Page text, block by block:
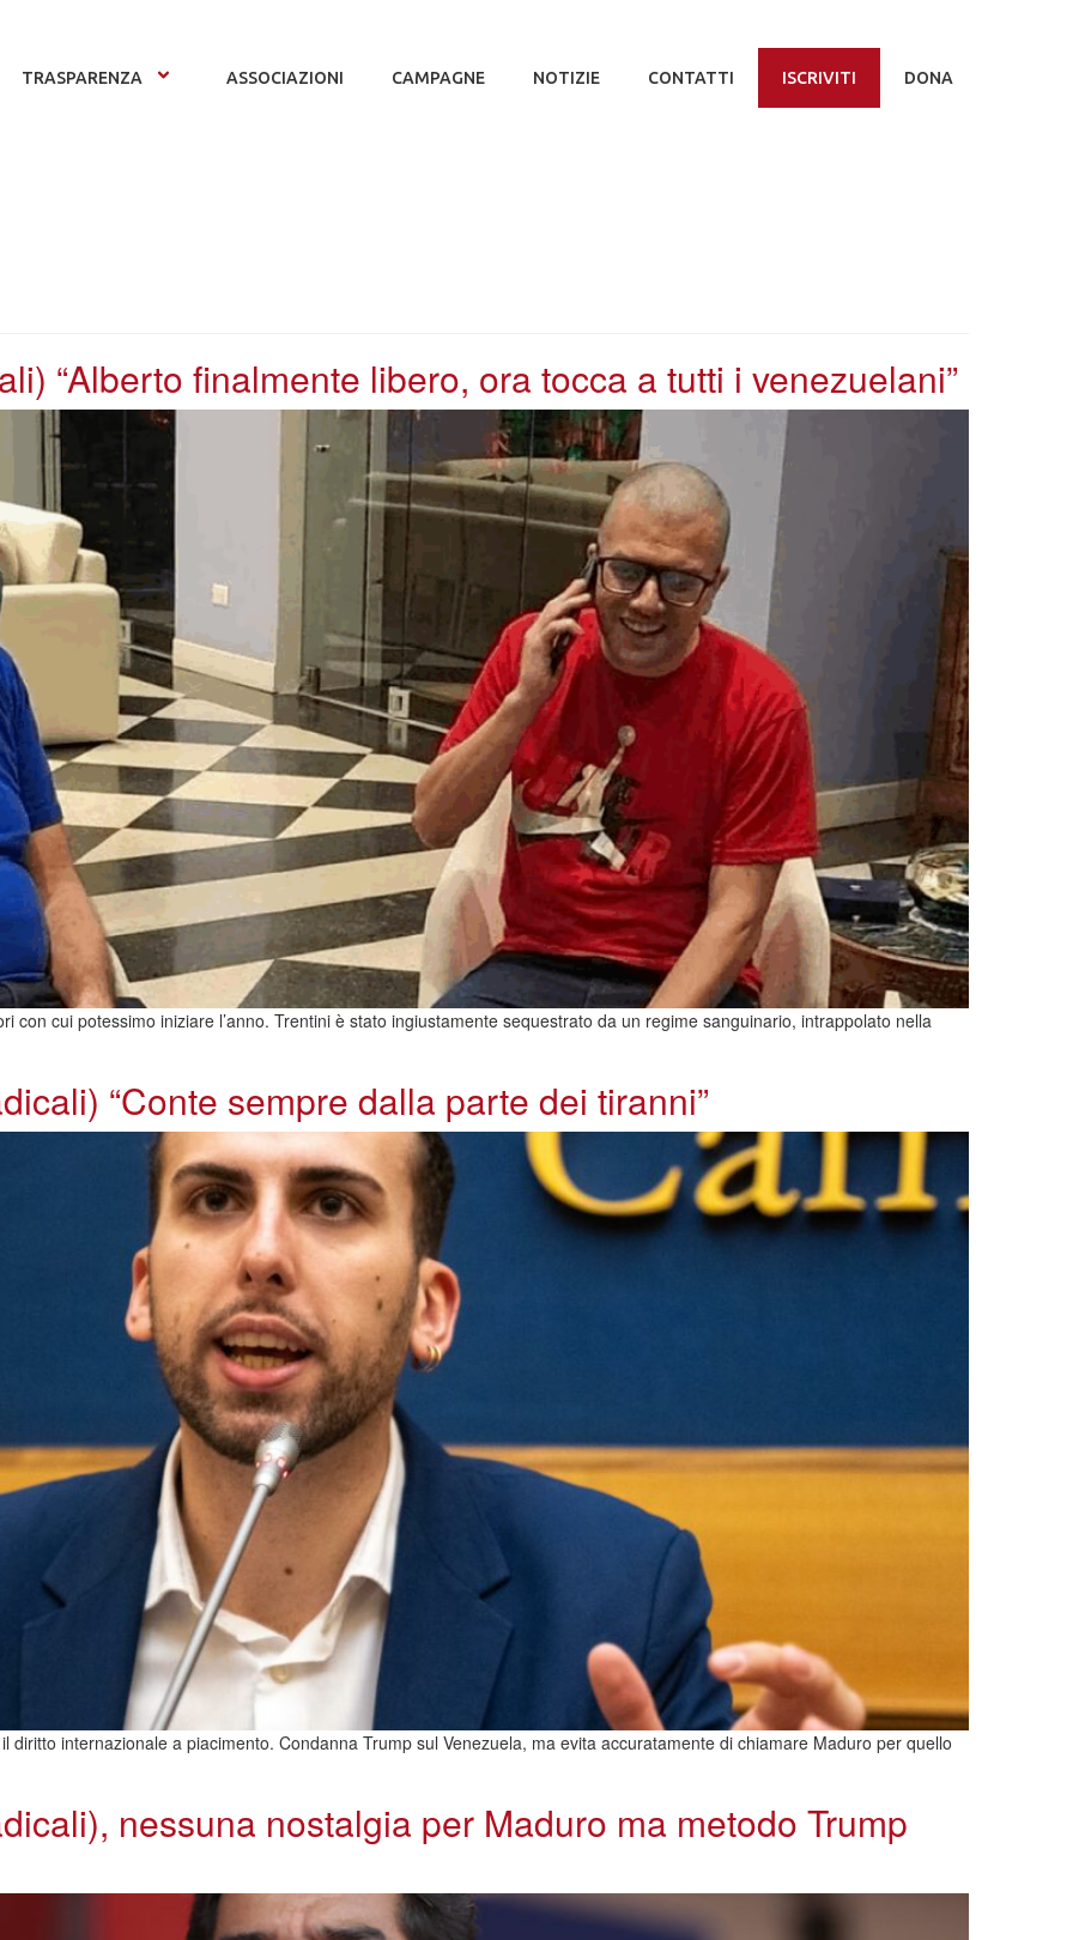
TRASPARENZA ASSOCIAZIONI CAMPAGNE NOTIZIE CONTATTI ISCRIVITI DONA
“Alberto finalmente libero, ora tocca a tutti i venezuelani”
con cui potessimo iniziare l’anno. Trentini è stato ingiustamente sequestrato da un regime sanguinario, intrappolato nella
“Conte sempre dalla parte dei tiranni”
diritto internazionale a piacimento. Condanna Trump sul Venezuela, ma evita accuratamente di chiamare Maduro per quello
nessuna nostalgia per Maduro ma metodo Trump